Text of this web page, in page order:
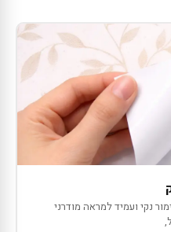
נקי ועמיד למראה מודרני